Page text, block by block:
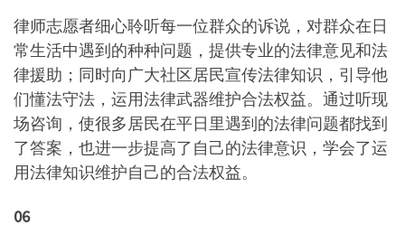
律师志愿者细心聆听每一位群众的诉说，对群众在日
常生活中遇到的种种问题，提供专业的法律意见和法
律援助；同时向广大社区居民宣传法律知识，引导他
们懂法守法，运用法律武器维护合法权益。通过听现
场咨询，使很多居民在平日里遇到的法律问题都找到
了答案，也进一步提高了自己的法律意识，学会了运
用法律知识维护自己的合法权益。
06